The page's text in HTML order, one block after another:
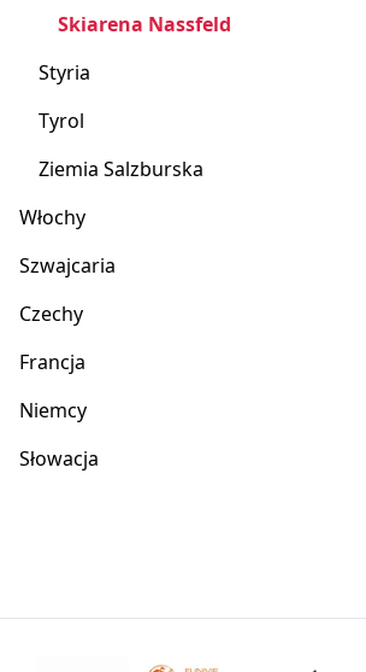
Skiarena Nassfeld
Styria
Tyrol
Ziemia Salzburska
Włochy
Szwajcaria
Czechy
Francja
Niemcy
Słowacja